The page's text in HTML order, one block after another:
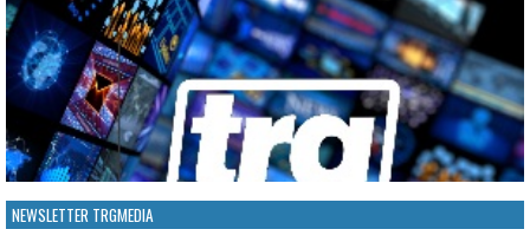
NEWSLETTER TRGMEDIA